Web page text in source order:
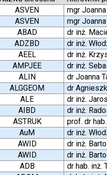
ASVEN
mgr
ASVEN
mgr
ABAD
dr inż.
ADZBD
dr inż.
AEEL
dr inż.
AMPJEE
dr inż.
ALIN
dr Joanna
ALGGEOM
dr
ALE
dr inż.
AIBD
dr inż.
ASTRUK
prof. dr
AuM
dr inż.
AWID
dr inż.
AWID
dr inż.
ADB
dr hab. inż.